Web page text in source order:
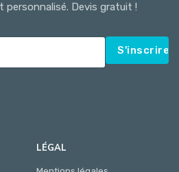
Devis gratuit !
S'inscrire
LÉGAL